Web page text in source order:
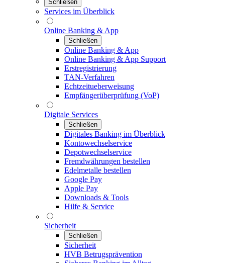
Schließen
Services im Überblick
Online Banking & App
Schließen
Online Banking & App
Online Banking & App Support
Erstregistrierung
TAN-Verfahren
Echtzeitueberweisung
Empfängerüberprüfung (VoP)
Digitale Services
Schließen
Digitales Banking im Überblick
Kontowechselservice
Depotwechselservice
Fremdwährungen bestellen
Edelmetalle bestellen
Google Pay
Apple Pay
Downloads & Tools
Hilfe & Service
Sicherheit
Schließen
Sicherheit
HVB Betrugsprävention